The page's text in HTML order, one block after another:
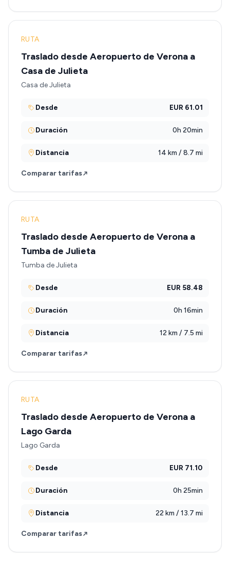
RUTA
Traslado desde Aeropuerto de Verona a
Casa de Julieta
Casa de Julieta
Desde EUR 61.01
Duración 0h 20min
Distancia 14 km / 8.7 mi
Comparar tarifas
RUTA
Traslado desde Aeropuerto de Verona a
Tumba de Julieta
Tumba de Julieta
Desde EUR 58.48
Duración 0h 16min
Distancia 12 km / 7.5 mi
Comparar tarifas
RUTA
Traslado desde Aeropuerto de Verona a
Lago Garda
Lago Garda
Desde EUR 71.10
Duración 0h 25min
Distancia 22 km / 13.7 mi
Comparar tarifas